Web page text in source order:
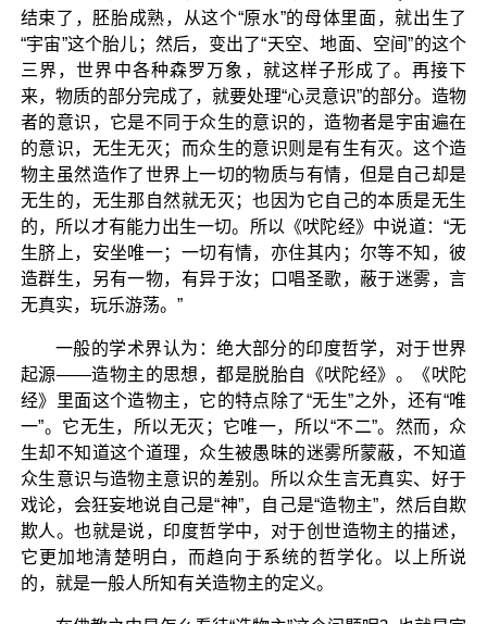
结束了，胚胎成熟，从这个“原水”的母体里面，就出生了
“宇宙”这个胎儿；然后，变出了“天空、地面、空间”的这个
三界，世界中各种森罗万象，就这样子形成了。再接下
来，物质的部分完成了，就要处理“心灵意识”的部分。造物
者的意识，它是不同于众生的意识的，造物者是宇宙遍在
的意识，无生无灭；而众生的意识则是有生有灭。这个造
物主虽然造作了世界上一切的物质与有情，但是自己却是
无生的，无生那自然就无灭；也因为它自己的本质是无生
的，所以才有能力出生一切。所以《吠陀经》中说道：“无
生脐上，安坐唯一；一切有情，亦住其内；尔等不知，彼
造群生，另有一物，有异于汝；口唱圣歌，蔽于迷雾，言
无真实，玩乐游荡。”
一般的学术界认为：绝大部分的印度哲学，对于世界
起源——造物主的思想，都是脱胎自《吠陀经》。《吠陀
经》里面这个造物主，它的特点除了“无生”之外，还有“唯
一”。它无生，所以无灭；它唯一，所以“不二”。然而，众
生却不知道这个道理，众生被愚昧的迷雾所蒙蔽，不知道
众生意识与造物主意识的差别。所以众生言无真实、好于
戏论，会狂妄地说自己是“神”，自己是“造物主”，然后自欺
欺人。也就是说，印度哲学中，对于创世造物主的描述，
它更加地清楚明白，而趋向于系统的哲学化。以上所说
的，就是一般人所知有关造物主的定义。